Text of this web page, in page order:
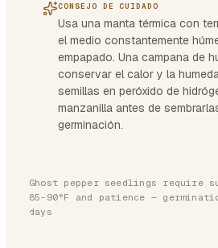
CONSEJO DE CUIDADO
Usa una manta térmica con
el medio constantemente
empapado. Una campana de
conservar el calor y la
semillas en peróxido de
manzanilla antes de
germinación.
Ghost pepper seedlings require
85-90°F and patience —
days